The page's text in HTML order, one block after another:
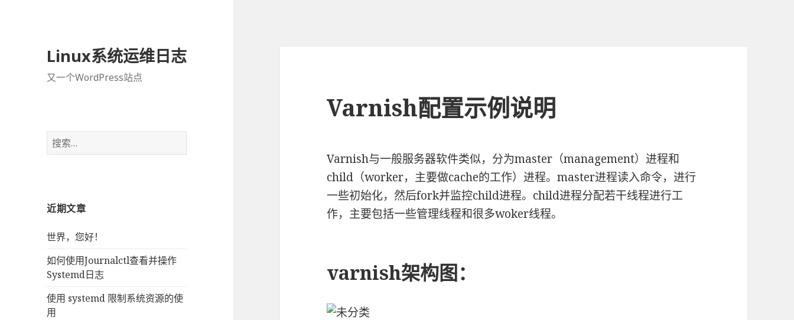
Linux系统运维日志
又一个WordPress站点
搜
索
近期文章
世界，您好！
如何使用Journalctl查看并操作
Systemd日志
使用 systemd 限制系统资源的使
用
Varnish配置示例说明
Varnish与一般服务器软件类似，分为master（management）进程和
child（worker，主要做cache的工作）进程。master进程读入命令，进行
一些初始化，然后fork并监控child进程。child进程分配若干线程进行工
作，主要包括一些管理线程和很多woker线程。
varnish架构图：